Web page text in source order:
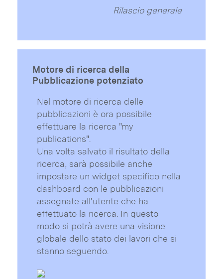
Rilascio generale
Motore di ricerca della
Pubblicazione potenziato
Nel motore di ricerca delle
pubblicazioni è ora possibile
effettuare la ricerca "my
publications".
Una volta salvato il risultato della
ricerca, sarà possibile anche
impostare un widget specifico nella
dashboard con le pubblicazioni
assegnate all'utente che ha
effettuato la ricerca. In questo
modo si potrà avere una visione
globale dello stato dei lavori che si
stanno seguendo.